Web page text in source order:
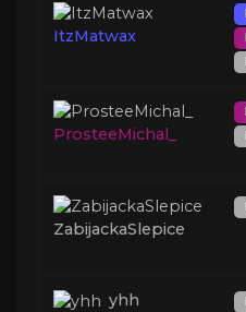
ItzMatwax
ProsteeMichal_
ZabijackaSlepice
yhh